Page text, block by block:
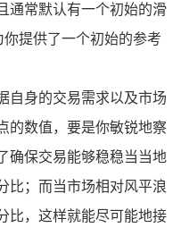
通常默认有一个初始的滑
你提供了一个初始的参考
自身的交易需求以及市场
的数值，要是你敏锐地察
确保交易能够稳稳当当地
比；而当市场相对风平浪
比，这样就能尽可能地接